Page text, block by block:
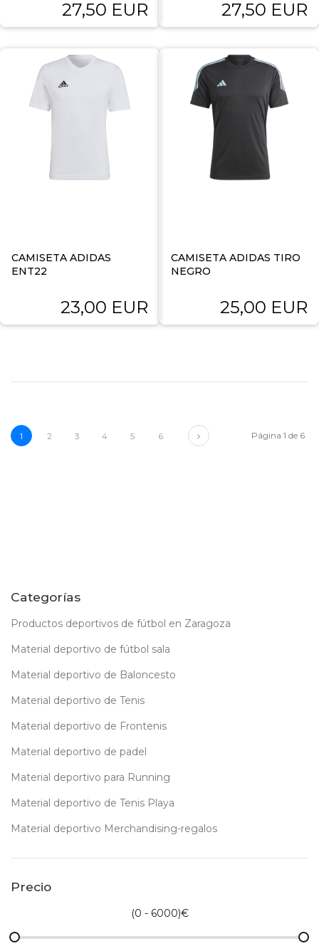
27,50 EUR 27,50 EUR
CAMISETA ADIDAS
ENT22
23,00 EUR
CAMISETA ADIDAS TIRO
NEGRO
25,00 EUR
1 2 3 4 5 6 Next Página 1 de 6
Categorías
Productos deportivos de fútbol en Zaragoza
Material deportivo de fútbol sala
Material deportivo de Baloncesto
Material deportivo de Tenis
Material deportivo de Frontenis
Material deportivo de padel
Material deportivo para Running
Material deportivo de Tenis Playa
Material deportivo Merchandising-regalos
Precio
(0 - 6000)€